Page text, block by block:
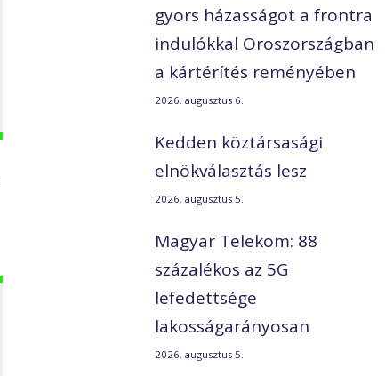
gyors házasságot a frontra
indulókkal Oroszországban
a kártérítés reményében
2026. augusztus 6.
Kedden köztársasági
elnökválasztás lesz
2026. augusztus 5.
Magyar Telekom: 88
százalékos az 5G
lefedettsége
lakosságarányosan
2026. augusztus 5.